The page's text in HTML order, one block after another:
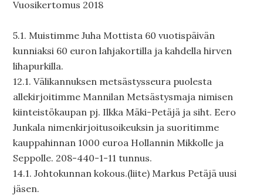
Vuosikertomus 2018
5.1. Muistimme Juha Mottista 60 vuotispäivän
kunniaksi 60 euron lahjakortilla ja kahdella hirven
lihapurkilla.
12.1. Välikannuksen metsästysseura puolesta
allekirjoitimme Mannilan Metsästysmaja nimisen
kiinteistökaupan pj. Ilkka Mäki-Petäjä ja siht. Eero
Junkala nimenkirjoitusoikeuksin ja suoritimme
kauppahinnan 1000 euroa Hollannin Mikkolle ja
Seppolle. 208-440-1-11 tunnus.
14.1. Johtokunnan kokous.(liite) Markus Petäjä uusi
jäsen.